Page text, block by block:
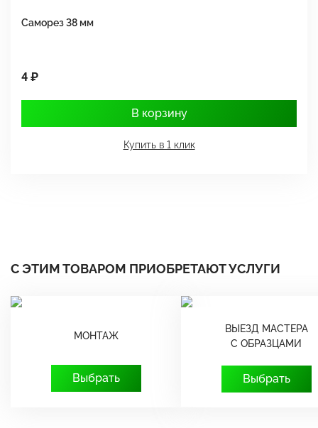
Саморез 38 мм
4 ₽
В корзину
Купить в 1 клик
С ЭТИМ ТОВАРОМ ПРИОБРЕТАЮТ УСЛУГИ
МОНТАЖ
Выбрать
ВЫЕЗД МАСТЕРА
С ОБРАЗЦАМИ
Выбрать